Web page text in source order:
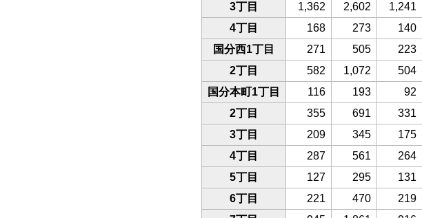
3丁目
1,362 2,602 1,241
4丁目
168 273 140
国分西1丁目
271 505 223
2丁目
582 1,072 504
国分本町1丁目
116 193 92
2丁目
355 691 331
3丁目
209 345 175
4丁目
287 561 264
5丁目
127 295 131
6丁目
221 470 219